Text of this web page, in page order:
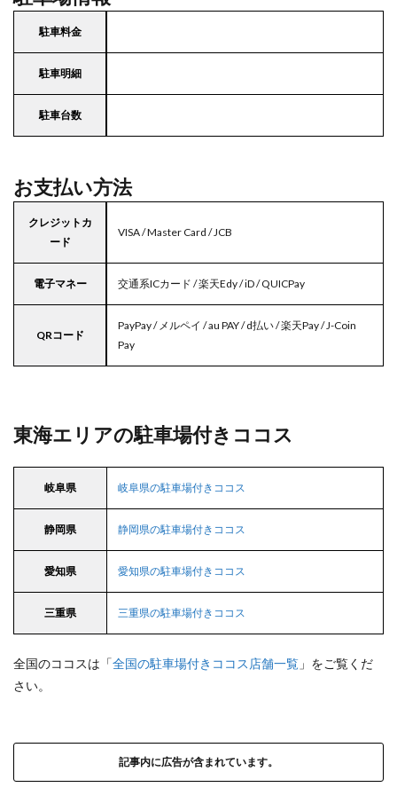
駐車料金
駐車明細
駐車台数
お支払い方法
クレジットカ
ード
VISA / Master Card / JCB
電子マネー 交通系ICカード / 楽天Edy / iD / QUICPay
QRコード
PayPay / メルペイ / au PAY / d払い / 楽天Pay / J-Coin
Pay
東海エリアの駐車場付きココス
岐阜県 岐阜県の駐車場付きココス
静岡県 静岡県の駐車場付きココス
愛知県 愛知県の駐車場付きココス
三重県 三重県の駐車場付きココス
全国のココスは「全国の駐車場付きココス店舗一覧 」をご覧くだ
さい。
記事内に広告が含まれています。